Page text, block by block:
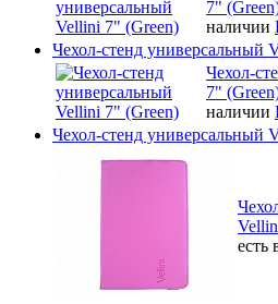
7"
наличии
Чехол-стенд универсальный
Чехол-
7"
наличии
Чехол-стенд универсальный
есть